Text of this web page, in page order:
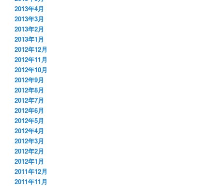
2013年4月
2013年3月
2013年2月
2013年1月
2012年12月
2012年11月
2012年10月
2012年9月
2012年8月
2012年7月
2012年6月
2012年5月
2012年4月
2012年3月
2012年2月
2012年1月
2011年12月
2011年11月